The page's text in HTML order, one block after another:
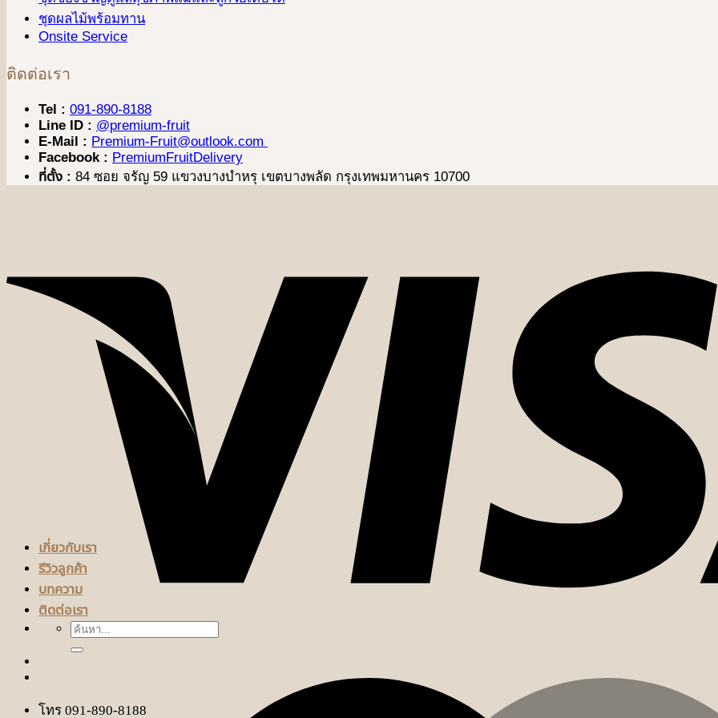
เกี่ยวกับเรา
รีวิวลูกค้า
บทความ
ติดต่อเรา
ค้นหา:
โทร 091-890-8188
ชุดผลไม้พร้อมทาน
Onsite Service
ติดต่อเรา
Tel : 091-890-8188
Line ID : @premium-fruit
E-Mail : Premium-Fruit@outlook.com
Facebook : PremiumFruitDelivery
ที่ตั้ง : 84 ซอย จรัญ 59 แขวงบางบำหรุ เขตบางพลัด กรุงเทพมหานคร 10700